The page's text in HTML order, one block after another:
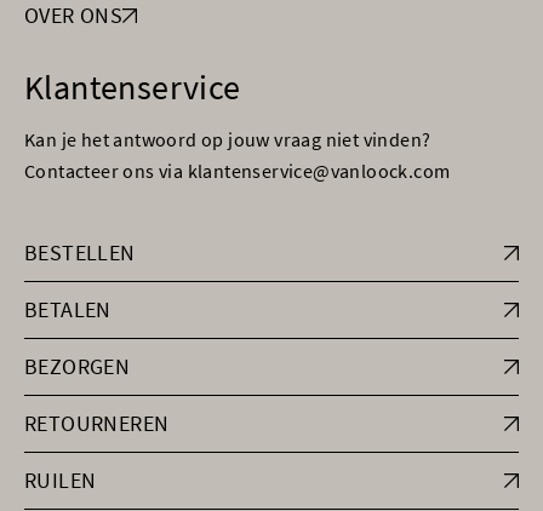
OVER ONS
Klantenservice
Kan je het antwoord op jouw vraag niet vinden?
Contacteer ons via klantenservice@vanloock.com
BESTELLEN
BETALEN
BEZORGEN
RETOURNEREN
RUILEN